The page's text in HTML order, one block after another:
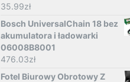
35.99zł
Bosch UniversalChain 18 bez
akumulatora i ładowarki
06008B8001
476.03zł
Fotel Biurowy Obrotowy Z